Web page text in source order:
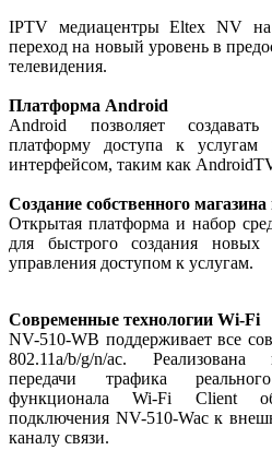
IPTV медиацентры Eltex NV
переход на новый уровень в
телевидения.
Платформа Android
Android позволяет
платформу доступа к
интерфейсом, таким как
Создание собственного
Открытая платформа и набор
для быстрого создания новых
управления доступом к услугам.
Современные технологии Wi-Fi
NV-510-WB поддерживает все
802.11a/b/g/n/ас. Реализована
передачи трафика
функционала Wi-Fi Client
подключения NV-510-Wac к
каналу связи.